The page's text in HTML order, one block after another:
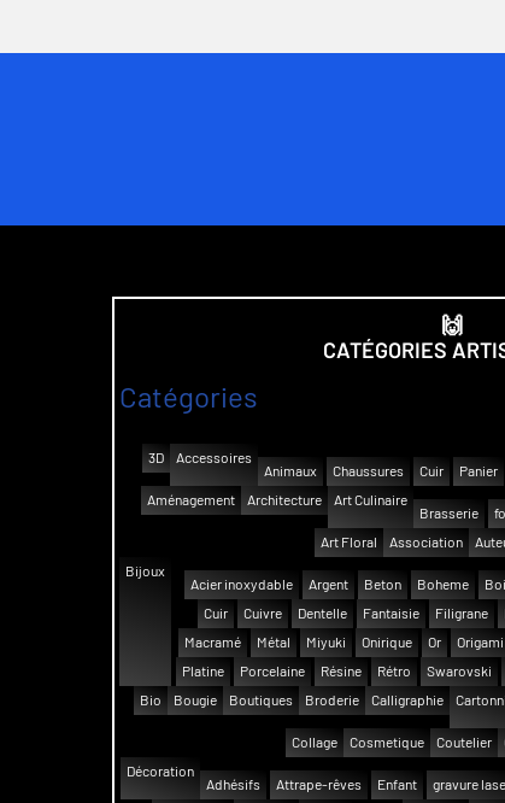
🙌
CATÉGORIES
Catégories
3D
Accessoires
Animaux
Chaussures Cuir Panier
Aménagement
Architecture
Art Culinaire
Brasserie
Art Floral Association
Bijoux
Acier inoxydable
Argent Beton Boheme
Cuir
Cuivre Dentelle Fantaisie Filigrane
Macramé
Métal Miyuki Onirique Or Origami
Platine
Porcelaine Résine Rétro Swarovski
Bio
Bougie Boutiques Broderie Calligraphie
Collage Cosmetique Coutelier
Décoration
Adhésifs
Attrape-rêves Enfant gravure